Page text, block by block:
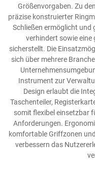
Größenvorgaben. Zu
präzise konstruierter
Schließen ermöglicht und
verhindert sowie
sicherstellt. Die
sich über mehrere
Instrument zur
Design erlaubt die
Taschenteiler,
somit flexibel einsetzbar
Anforderungen.
komfortable Griffzonen
verbessern das